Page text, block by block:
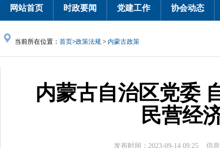
网站首页 时政要闻 党建工作 协会动态
当前所在位置： 首页>政策法规 > 内蒙古政策
内蒙古自治区党委
民营经
发布时间：2023-09-14 09:25 信